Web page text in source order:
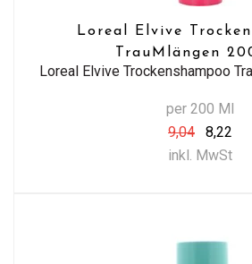
Loreal Elvive
TrauMlängen
Loreal Elvive Trockenshampoo
per 200 Ml
9,04
8,22
inkl. MwSt